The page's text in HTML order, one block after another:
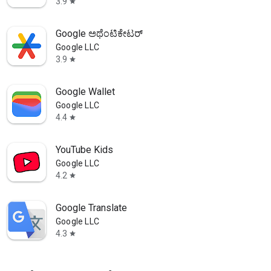
Google ಅಥೆಂಟಿಕೇಟರ್
Google LLC
3.9 star
Google Wallet
Google LLC
4.4 star
YouTube Kids
Google LLC
4.2 star
Google Translate
Google LLC
4.3 star